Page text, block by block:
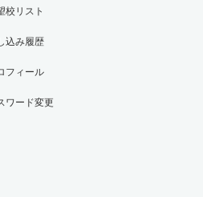
校リスト
込み履歴
フィール
ワード変更